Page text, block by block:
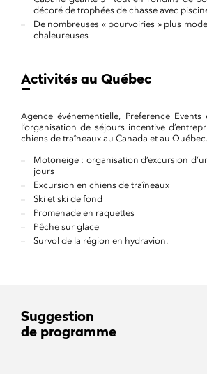
décoré de trophées de chasse avec
De nombreuses « pourvoiries » plus
chaleureuses
Activités au Québec
Agence événementielle, Preference Events
l’organisation de séjours incentive
chiens de traîneaux au Canada et au Québec.
Motoneige : organisation d’excursion
jours
Excursion en chiens de traîneaux
Ski et ski de fond
Promenade en raquettes
Pêche sur glace
Survol de la région en hydravion.
Suggestion
de programme